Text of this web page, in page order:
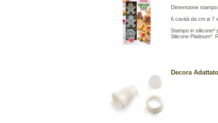
Dimensione
6 cavità da cm ø 7
Stampo in silicone*
Silicone Platinum*.
Decora